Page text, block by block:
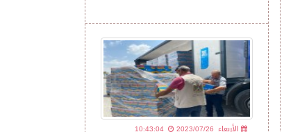
10:43:04